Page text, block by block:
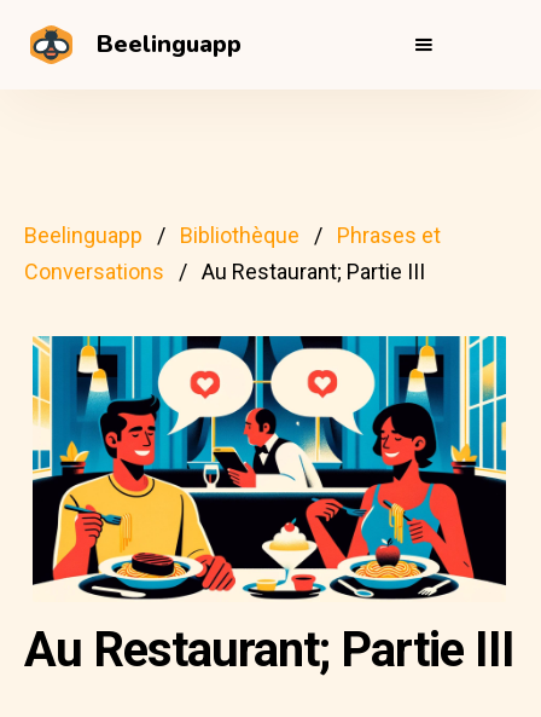
Beelinguapp
Beelinguapp Bibliothèque
Phrases et
Conversations
Au Restaurant; Partie III
Au Restaurant; Partie III